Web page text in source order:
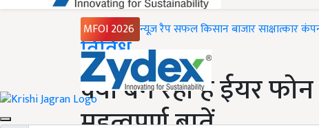
MFOI 2026 न्यूज़ रैपसफल किसानबाजारसाक्षात्कार
Home
विविध
क्यों बन रहा है ईयर